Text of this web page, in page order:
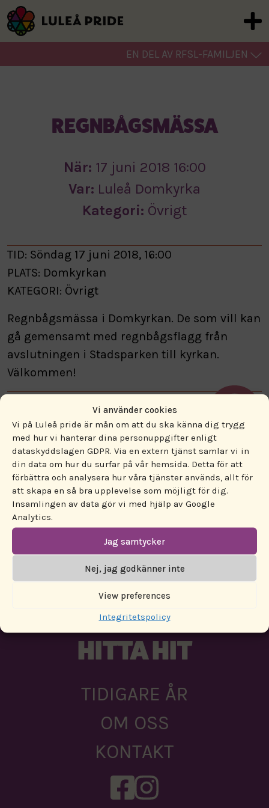
Vi använder cookies
Vi på Luleå pride är mån om att du ska känna dig trygg
med hur vi hanterar dina personuppgifter enligt
dataskyddslagen GDPR. Via en extern tjänst samlar vi in
din data om hur du surfar på vår hemsida. Detta för att
förbättra och analysera hur våra tjänster används, allt för
att skapa en så bra upplevelse som möjligt för dig.
Insamlingen av data gör vi med hjälp av Google
Analytics.
Jag samtycker
Nej, jag godkänner inte
View preferences
Integritetspolicy
EN DEL AV RFSL-FAMILJEN
REGNBÅGSMÄSSA
När: 17 juni 2018 16:00
Var: Luleå Domkyrka
Kategori: Övrigt
TID: Söndag 17 juni 2018, 16:00
PLATS: Domkyrkan
KATEGORI: Övrigt
Regnbågsmässa i Domkyrkan. De som vill kan
gå gemensamt med regnbågsflagg från
avslutningen i Stadsparken till kyrkan.
Välkommen!
ENGAGERA DIG!
PROGRAM
PARTNERS
AKTUELLT
HITTA HIT
TIDIGARE ÅR
OM OSS
KONTAKT